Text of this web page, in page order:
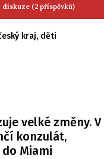
(2 příspěvků)
kraj, děti
velké změny. V
konzulát,
Miami